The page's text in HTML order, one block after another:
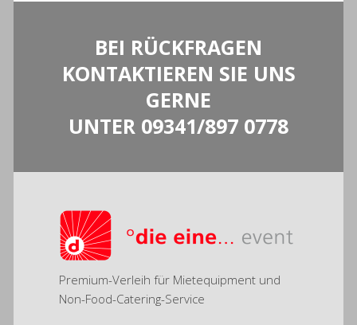
BEI RÜCKFRAGEN
KONTAKTIEREN SIE UNS
GERNE
UNTER 09341/897 0778
Premium-Verleih für Mietequipment und
Non-Food-Catering-Service